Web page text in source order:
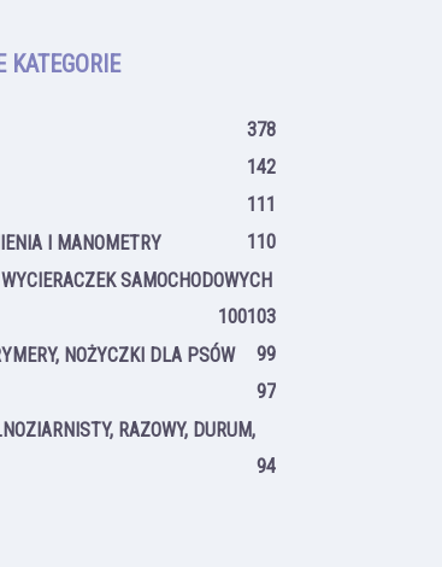
KATEGORIE
378
142
111
I MANOMETRY
110
SAMOCHODOWYCH
103
100
NOŻYCZKI DLA PSÓW
99
97
RAZOWY, DURUM,
94